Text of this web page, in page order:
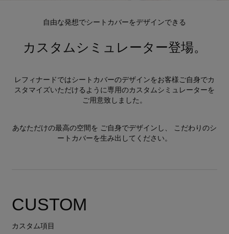
自由な発想でシートカバーをデザインできる
カスタムシミュレーター登場。
レフィナードではシートカバーのデザインをお客様ご自身でカ
スタマイズいただけるように専用のカスタムシミュレーターを
ご用意致しました。
あなただけの最高の空間を ご自身でデザインし、 こだわりのシ
ートカバーを生み出してください。
CUSTOM
カスタム項目